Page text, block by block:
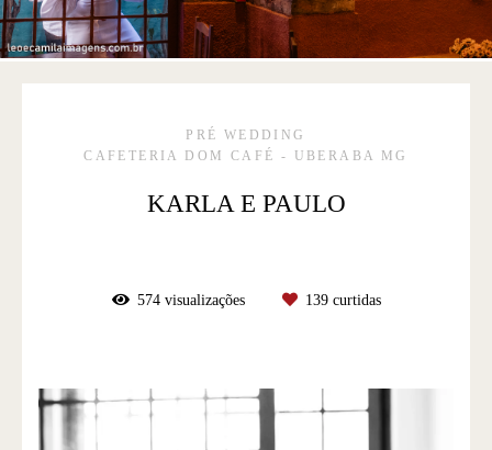
PRÉ WEDDING
CAFETERIA DOM CAFÉ - UBERABA MG
KARLA E PAULO
574visualizações 139curtidas